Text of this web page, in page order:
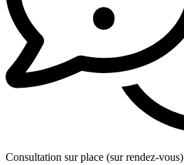
Consultation sur place (sur rendez-vous)